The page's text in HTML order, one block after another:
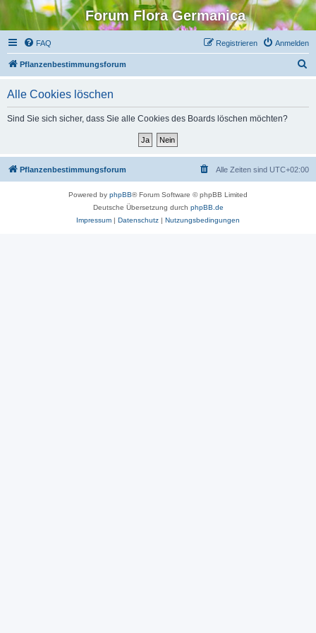
Forum Flora Germanica
FAQ Anmelden
Registrieren
Pflanzenbestimmungsforum
Alle Cookies löschen
Sind Sie sich sicher, dass Sie alle Cookies des Boards löschen möchten?
Pflanzenbestimmungsforum Alle Zeiten sind UTC+02:00
Powered by phpBB® Forum Software © phpBB Limited
Deutsche Übersetzung durch phpBB.de
Impressum | Datenschutz | Nutzungsbedingungen